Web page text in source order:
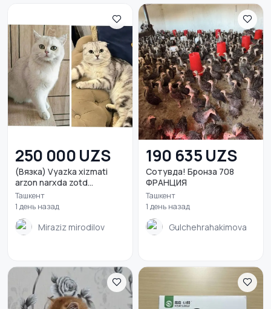
250 000 UZS
(Вязка) Vyazka xizmati
arzon narxda zotd...
Ташкент
1 день назад
Miraziz mirodilov
190 635 UZS
Сотувда! Бронза 708
ФРАНЦИЯ
Ташкент
1 день назад
Gulchehrahakimova